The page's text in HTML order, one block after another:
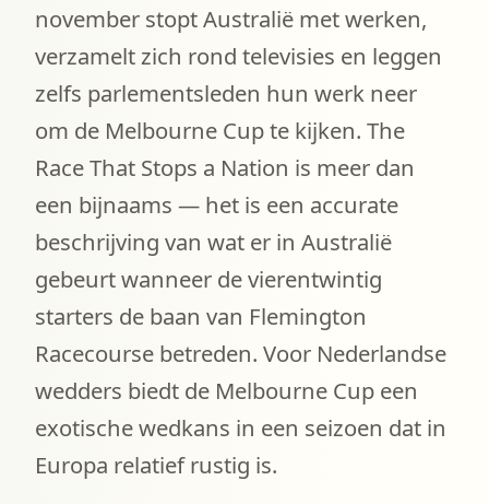
november stopt Australië met werken,
verzamelt zich rond televisies en leggen
zelfs parlementsleden hun werk neer
om de Melbourne Cup te kijken. The
Race That Stops a Nation is meer dan
een bijnaams — het is een accurate
beschrijving van wat er in Australië
gebeurt wanneer de vierentwintig
starters de baan van Flemington
Racecourse betreden. Voor Nederlandse
wedders biedt de Melbourne Cup een
exotische wedkans in een seizoen dat in
Europa relatief rustig is.